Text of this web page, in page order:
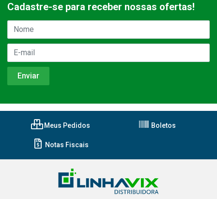
Cadastre-se para receber nossas ofertas!
Meus Pedidos Boletos
Notas Fiscais